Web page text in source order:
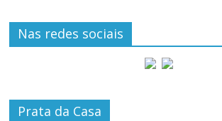
Nas redes sociais
Prata da Casa